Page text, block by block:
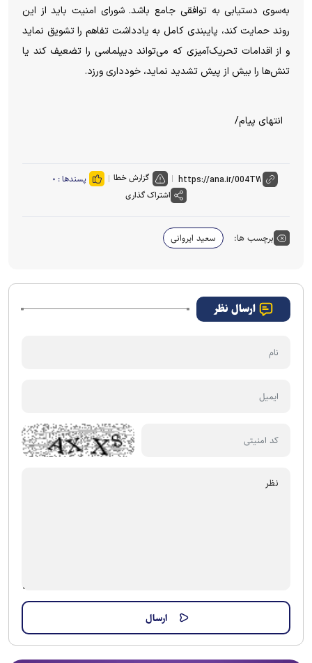
به‌سوی دستیابی به توافقی جامع باشد. شورای امنیت باید از این
روند حمایت کند، پایبندی کامل به یادداشت تفاهم را تشویق نماید
و از اقدامات تحریک‌آمیزی که می‌تواند دیپلماسی را تضعیف کند یا
تنش‌ها را بیش از پیش تشدید نماید، خودداری ورزد.
انتهای پیام/
گزارش خطا پسندها : ۰
اشتراک گذاری
برچسب ها: سعید ایروانی
ارسال نظر